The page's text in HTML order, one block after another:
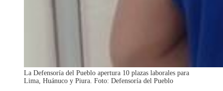
La Defensoría del Pueblo apertura 10 plazas laborales para
Lima, Huánuco y Piura. Foto: Defensoría del Pueblo